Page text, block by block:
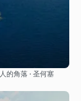
的角落 · 圣何塞